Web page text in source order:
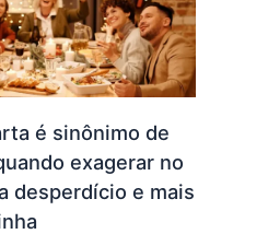
é sinônimo de
exagerar no
desperdício e mais